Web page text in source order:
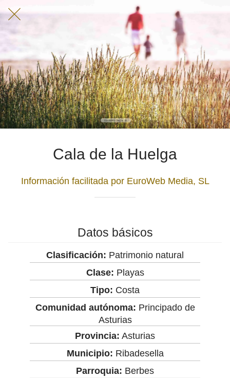
Cala de la Huelga
Información facilitada por EuroWeb Media, SL
Datos básicos
Clasificación: Patrimonio natural
Clase: Playas
Tipo: Costa
Comunidad autónoma: Principado de
Asturias
Provincia: Asturias
Municipio: Ribadesella
Parroquia: Berbes